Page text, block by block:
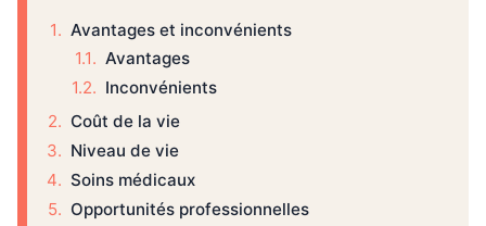
Avantages et inconvénients
Avantages
Inconvénients
Coût de la vie
Niveau de vie
Soins médicaux
Opportunités professionnelles